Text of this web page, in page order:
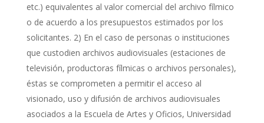
etc.) equivalentes al valor comercial del archivo fílmico
o de acuerdo a los presupuestos estimados por los
solicitantes. 2) En el caso de personas o instituciones
que custodien archivos audiovisuales (estaciones de
televisión, productoras fílmicas o archivos personales),
éstas se comprometen a permitir el acceso al
visionado, uso y difusión de archivos audiovisuales
asociados a la Escuela de Artes y Oficios, Universidad